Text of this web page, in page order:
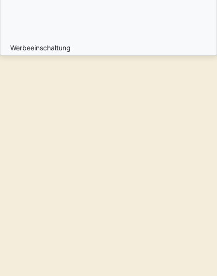
Werbeeinschaltung